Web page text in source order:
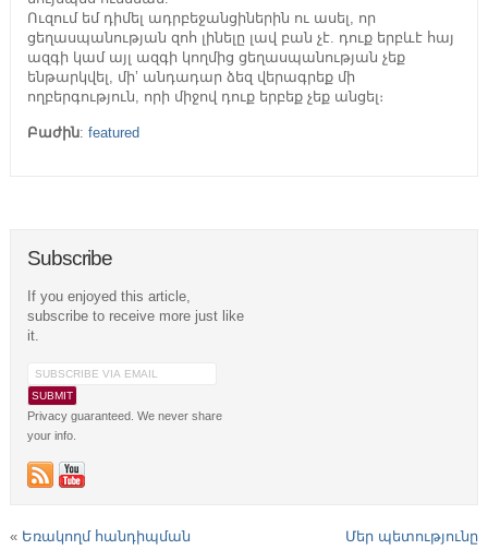
Ուզում եմ դիմել ադրբեջանցիներին ու ասել, որ
ցեղասպանության զոհ լինելը լավ բան չէ. դուք երբևէ հայ
ազգի կամ այլ ազգի կողմից ցեղասպանության չեք
ենթարկվել, մի’ անդադար ձեզ վերագրեք մի
ողբերգություն, որի միջով դուք երբեք չեք անցել։
Բաժին: featured
Subscribe
If you enjoyed this article,
subscribe to receive more just like
it.
Privacy guaranteed. We never share
your info.
« Եռակողմ հանդիպման
Մեր պետությունը